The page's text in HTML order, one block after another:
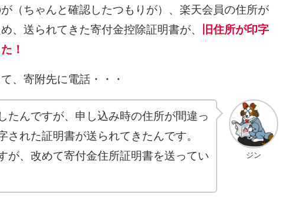
（ちゃんと確認したつもりが）、楽天会員の住所が
、送られてきた寄付金控除証明書が、
旧住所が印字
！
、寄附先に電話・・・
ジン
たんですが、申し込み時の住所が間違っ
された証明書が送られてきたんです。
が、改めて寄付金住所証明書を送ってい